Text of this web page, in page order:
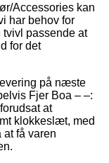
Accessories kan
har behov for
tvivl passende at
for det
på næste
Fjer Boa – –:
at
klokkeslæt, med
at få varen